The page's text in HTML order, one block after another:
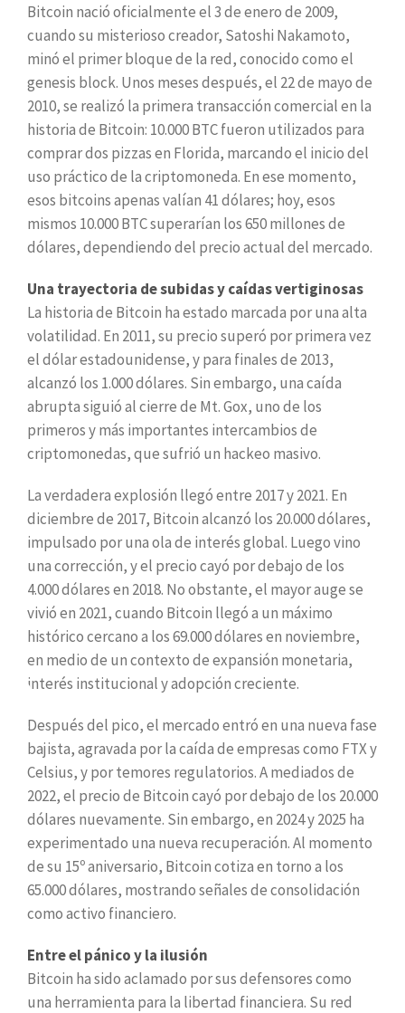
Bitcoin nació oficialmente el 3 de enero de 2009,
cuando su misterioso creador, Satoshi Nakamoto,
minó el primer bloque de la red, conocido como el
genesis block. Unos meses después, el 22 de mayo de
2010, se realizó la primera transacción comercial en la
historia de Bitcoin: 10.000 BTC fueron utilizados para
comprar dos pizzas en Florida, marcando el inicio del
uso práctico de la criptomoneda. En ese momento,
esos bitcoins apenas valían 41 dólares; hoy, esos
mismos 10.000 BTC superarían los 650 millones de
dólares, dependiendo del precio actual del mercado.
Una trayectoria de subidas y caídas vertiginosas
La historia de Bitcoin ha estado marcada por una alta
volatilidad. En 2011, su precio superó por primera vez
el dólar estadounidense, y para finales de 2013,
alcanzó los 1.000 dólares. Sin embargo, una caída
abrupta siguió al cierre de Mt. Gox, uno de los
primeros y más importantes intercambios de
criptomonedas, que sufrió un hackeo masivo.
La verdadera explosión llegó entre 2017 y 2021. En
diciembre de 2017, Bitcoin alcanzó los 20.000 dólares,
impulsado por una ola de interés global. Luego vino
una corrección, y el precio cayó por debajo de los
4.000 dólares en 2018. No obstante, el mayor auge se
vivió en 2021, cuando Bitcoin llegó a un máximo
histórico cercano a los 69.000 dólares en noviembre,
en medio de un contexto de expansión monetaria,
interés institucional y adopción creciente.
Después del pico, el mercado entró en una nueva fase
bajista, agravada por la caída de empresas como FTX y
Celsius, y por temores regulatorios. A mediados de
2022, el precio de Bitcoin cayó por debajo de los 20.000
dólares nuevamente. Sin embargo, en 2024 y 2025 ha
experimentado una nueva recuperación. Al momento
de su 15º aniversario, Bitcoin cotiza en torno a los
65.000 dólares, mostrando señales de consolidación
como activo financiero.
Entre el pánico y la ilusión
Bitcoin ha sido aclamado por sus defensores como
una herramienta para la libertad financiera. Su red